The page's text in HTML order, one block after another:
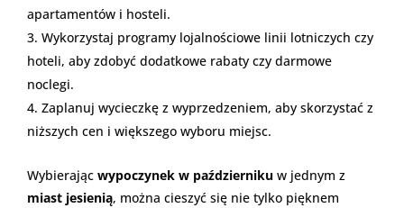
apartamentów i hosteli.
Wykorzystaj programy lojalnościowe linii lotniczych czy
hoteli, aby zdobyć dodatkowe rabaty czy darmowe
noclegi.
Zaplanuj wycieczkę z wyprzedzeniem, aby skorzystać z
niższych cen i większego wyboru miejsc.
Wybierając wypoczynek w październiku w jednym z
miast jesienią, można cieszyć się nie tylko pięknem